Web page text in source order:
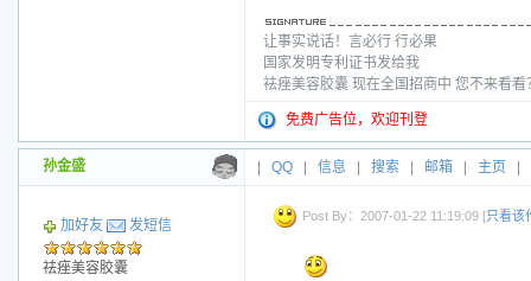
让事实说话！言必行 行必果
国家发明专利证书发给我
祛痤美容胶囊 现在全国招商中 您不来看
免费广告位，欢迎刊登
孙金盛 QQ 信息 搜索 邮箱 主页
加好友 发短信
祛痤美容胶囊
Post By：2007-01-22 11:19:09 [只看该